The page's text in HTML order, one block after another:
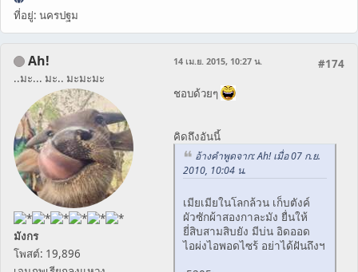
ที่อยู่: นครปฐม
Ah!
..มะ... มะ.. มะมะมะ
มังกร
โพสต์: 19,896
#174
14 เม.ย. 2015, 10:27 น.
ชอบด้วยๆ
คิดถึงอันนี้
อ้างคำพูดจาก: Ah! เมื่อ 07 ก.ย.
2010, 10:04 น.
เมียเมียในโลกล้วน เก็บตังค์
ผัวซักผ้าสองกาละมัง ยื่นให้
ยี่สิบสามสิบยัง มีบ่น อิดออด
ไอผ่งไอพอดไซร้ อย่าได้ฝันถึงฯ